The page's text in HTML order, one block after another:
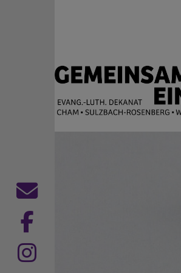
EVANG.-
Cham Sulzbach-Rosenberg
Kontaktformular